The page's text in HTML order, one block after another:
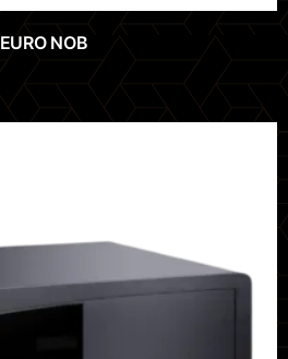
EURO NOB